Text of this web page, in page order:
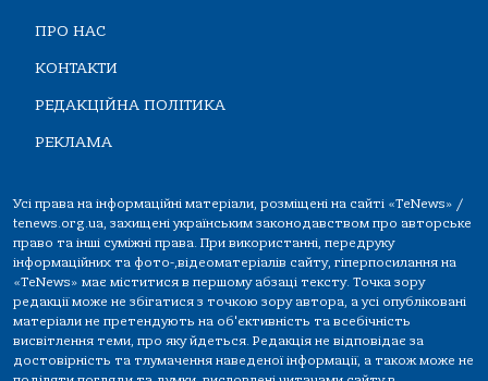
ПРО НАС
КОНТАКТИ
РЕДАКЦІЙНА ПОЛІТИКА
РЕКЛАМА
Усі права на інформаційні матеріали, розміщені на сайті «TeNews» /
tenews.org.ua, захищені українським законодавством про авторське
право та інші суміжні права. При використанні, передруку
інформаційних та фото-,відеоматеріалів сайту, гіперпосилання на
«TeNews» має міститися в першому абзаці тексту. Точка зору
редакції може не збігатися з точкою зору автора, а усі опубліковані
матеріали не претендують на об'єктивність та всебічність
висвітлення теми, про яку йдеться. Редакція не відповідає за
достовірність та тлумачення наведеної інформації, а також може не